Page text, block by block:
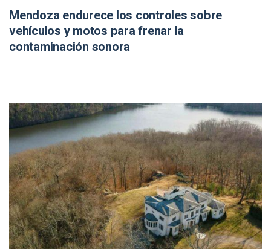
Mendoza endurece los controles sobre
vehículos y motos para frenar la
contaminación sonora